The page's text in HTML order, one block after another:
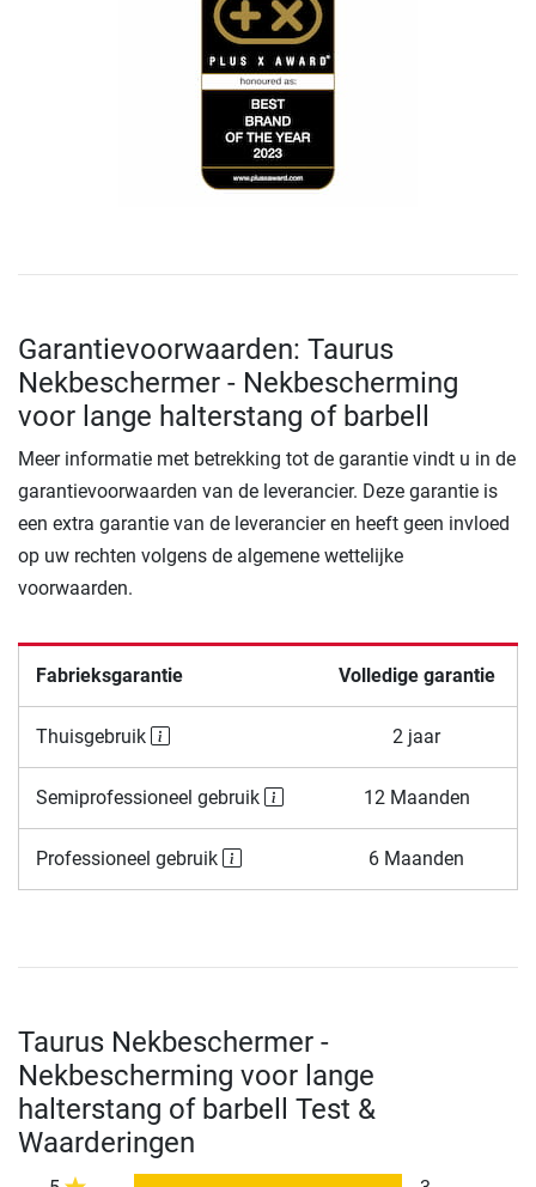
Garantievoorwaarden: Taurus
Nekbeschermer - Nekbescherming
voor lange halterstang of barbell
Meer informatie met betrekking tot de garantie vindt u in de
garantievoorwaarden van de leverancier. Deze garantie is
een extra garantie van de leverancier en heeft geen invloed
op uw rechten volgens de algemene wettelijke
voorwaarden.
Fabrieksgarantie Volledige garantie
Thuisgebruik 2 jaar
Semiprofessioneel gebruik 12 Maanden
Professioneel gebruik 6 Maanden
Taurus Nekbeschermer -
Nekbescherming voor lange
halterstang of barbell Test &
Waarderingen